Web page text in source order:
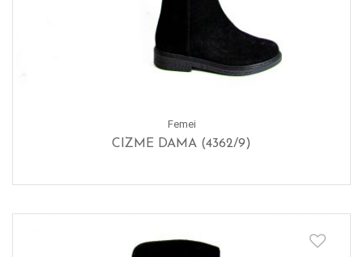
Femei
CIZME DAMA (4362/9)